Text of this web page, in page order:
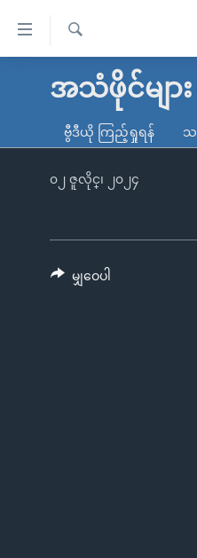
လွယ်ကူ
သည့်
မူလစာမျက်နှာ
ကမ္ဘာ့သတင်းများ
နိုင်ငံတကာ
တရုတ်
အစ္စရေး-ပါလက်စတိုင်း
ရပ်ဝန်းတခု လမ်းတခု အလွန်
အင်္ဂလိပ်စာလေ့လာမယ်
ရ
အသံဖိုင်များ
ဗွီဒီယို ကြည့်ရှုရန် သ
၀၂ ဇူလိုင္၊ ၂၀၂၄
မျှဝေပါ